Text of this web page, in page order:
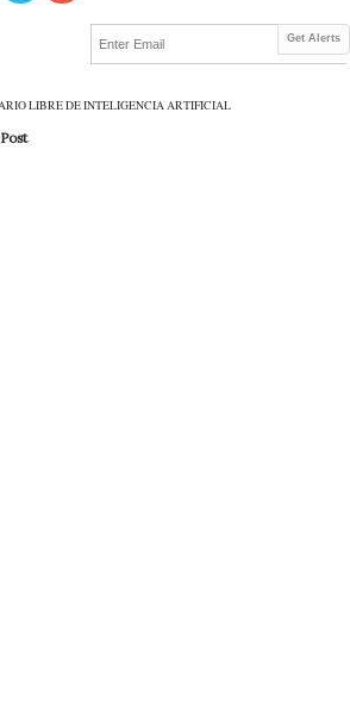
Get Alerts
LIBRE DE INTELIGENCIA ARTIFICIAL